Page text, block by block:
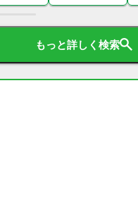
もっと詳しく検索